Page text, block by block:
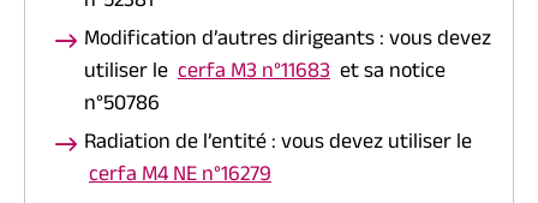
Modification d’autres dirigeants : vous devez
utiliser le cerfa M3 n°11683 et sa notice
n°50786
Radiation de l’entité : vous devez utiliser le
cerfa M4 NE n°16279